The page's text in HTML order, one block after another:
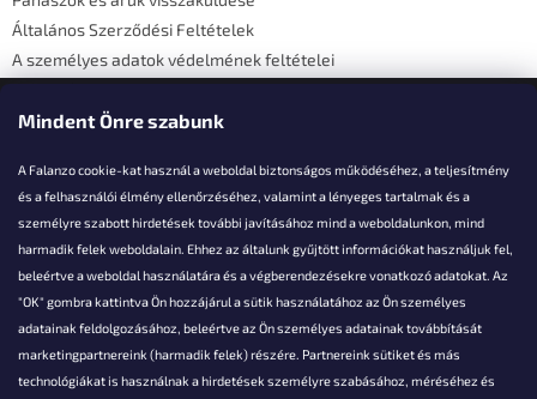
Mindent Önre szabunk
A Falanzo cookie-kat használ a weboldal biztonságos működéséhez, a teljesítmény
és a felhasználói élmény ellenőrzéséhez, valamint a lényeges tartalmak és a
személyre szabott hirdetések további javításához mind a weboldalunkon, mind
harmadik felek weboldalain. Ehhez az általunk gyűjtött információkat használjuk fel,
beleértve a weboldal használatára és a végberendezésekre vonatkozó adatokat. Az
"OK" gombra kattintva Ön hozzájárul a sütik használatához az Ön személyes
adatainak feldolgozásához, beleértve az Ön személyes adatainak továbbítását
marketingpartnereink (harmadik felek) részére. Partnereink sütiket és más
technológiákat is használnak a hirdetések személyre szabásához, méréséhez és
Általános Szerződési Feltételek
A személyes adatok védelmének feltételei
Elérhetőségi adatok
Akarsz kérdezni valamit?
info@falanzo.hu